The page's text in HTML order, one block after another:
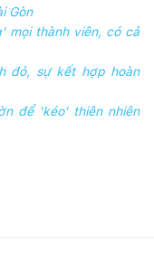
Gòn
mọi thành viên, có cả
đỏ, sự kết hợp hoàn
để 'kéo' thiên nhiên